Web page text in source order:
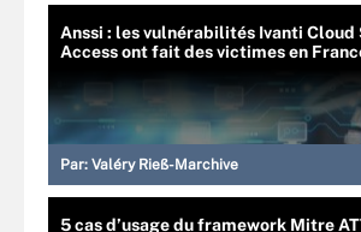
Anssi : les vulnérabilités Ivanti Cloud
Access ont fait des victimes en
Par: Valéry Rieß-Marchive
5 cas d’usage du framework Mitre